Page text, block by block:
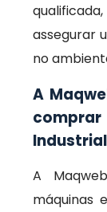
assegurar
no
A
comprar
A
máquinas